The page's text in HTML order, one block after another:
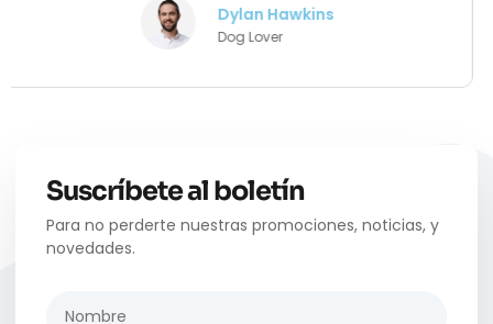
Daisy Mitchell
Cat Lovers
Suscríbete al boletín
Para no perderte nuestras promociones, noticias, y
novedades.